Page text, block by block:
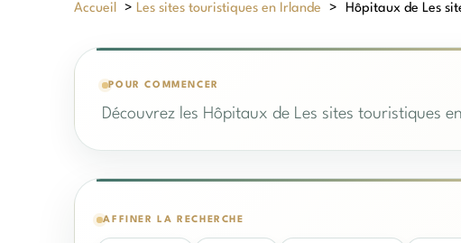
Accueil > Les sites touristiques en Irlande > Hôpitaux de Les
POUR COMMENCER
Découvrez les Hôpitaux de Les sites touristiques
AFFINER LA RECHERCHE